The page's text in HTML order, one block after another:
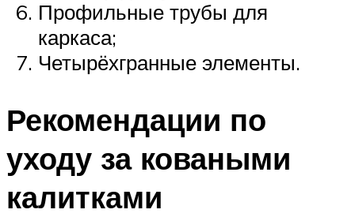
Профильные трубы для
каркаса;
Четырёхгранные элементы.
Рекомендации по
уходу за коваными
калитками